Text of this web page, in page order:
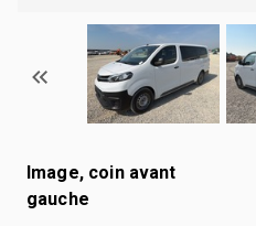
Image, coin avant
gauche